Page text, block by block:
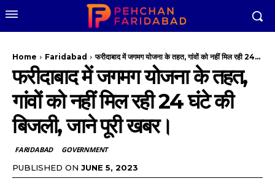
Home Faridabad फरीदाबाद में जगमग योजना के तहत, गांवों को नहीं मिल रही 24...
फरीदाबाद में जगमग योजना के तहत,
गांवों को नहीं मिल रही 24 घंटे की
बिजली, जाने पूरी खबर।
FARIDABAD GOVERNMENT
PUBLISHED ON JUNE 5, 2023